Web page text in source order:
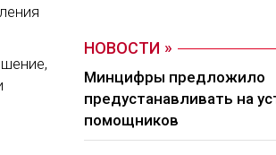
НОВОСТИ
Минцифры предложило
предустанавливать на
помощников